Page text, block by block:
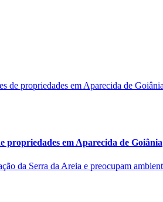
propriedades em Aparecida de Goiânia